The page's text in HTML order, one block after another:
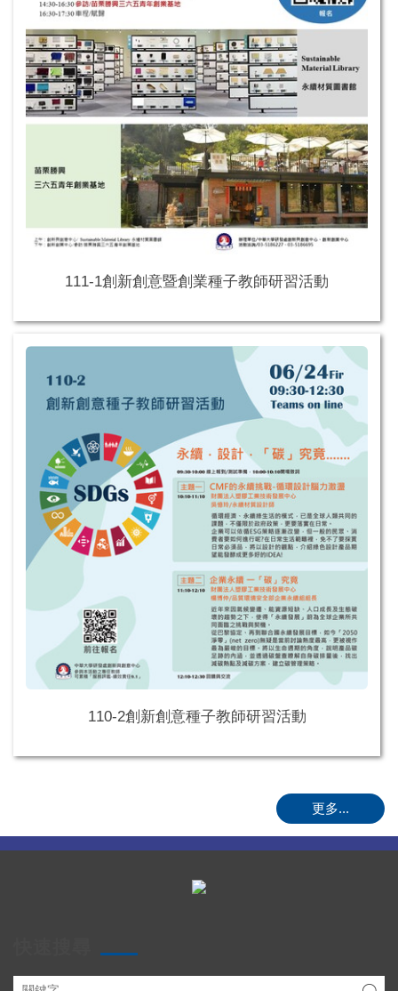
111-1創新創意暨創業種子教師研習活動
110-2創新創意種子教師研習活動
更多...